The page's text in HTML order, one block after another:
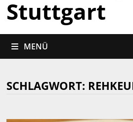
Stuttgart
MENÜ
SCHLAGWORT: